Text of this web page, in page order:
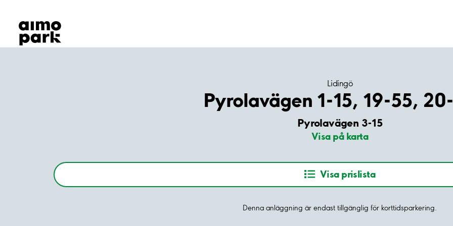
Hitta parkering
Samarbete
Kundservice
Lidingö
Pyrolavägen 1-15, 19-55,
Pyrolavägen 3-15
Visa på karta
Visa prislista
Denna anläggning är endast tillgänglig för korttidsparkering.